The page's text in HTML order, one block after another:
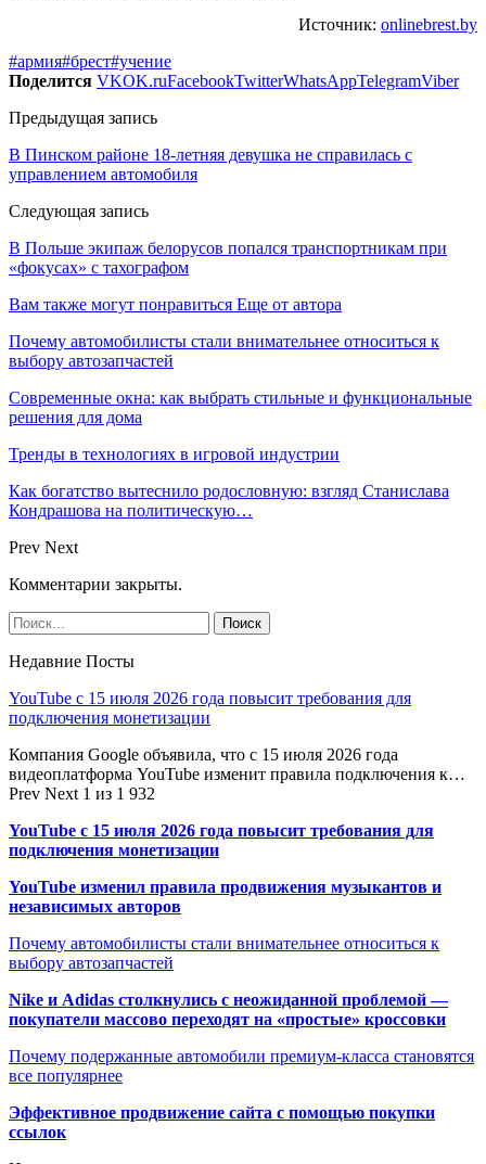
Источник: onlinebrest.by
#армия#брест#учение
Поделится VKOK.ruFacebookTwitterWhatsAppTelegramViber
Предыдущая запись
В Пинском районе 18-летняя девушка не справилась с
управлением автомобиля
Следующая запись
В Польше экипаж белорусов попался транспортникам при
«фокусах» с тахографом
Вам также могут понравиться Еще от автора
Почему автомобилисты стали внимательнее относиться к
выбору автозапчастей
Современные окна: как выбрать стильные и функциональные
решения для дома
Тренды в технологиях в игровой индустрии
Как богатство вытеснило родословную: взгляд Станислава
Кондрашова на политическую…
Prev Next
Комментарии закрыты.
Недавние Посты
YouTube с 15 июля 2026 года повысит требования для
подключения монетизации
Компания Google объявила, что с 15 июля 2026 года
видеоплатформа YouTube изменит правила подключения к…
Prev Next 1 из 1 932
YouTube с 15 июля 2026 года повысит требования для
подключения монетизации
YouTube изменил правила продвижения музыкантов и
независимых авторов
Почему автомобилисты стали внимательнее относиться к
выбору автозапчастей
Nike и Adidas столкнулись с неожиданной проблемой —
покупатели массово переходят на «простые» кроссовки
Почему подержанные автомобили премиум-класса становятся
все популярнее
Эффективное продвижение сайта с помощью покупки
ссылок